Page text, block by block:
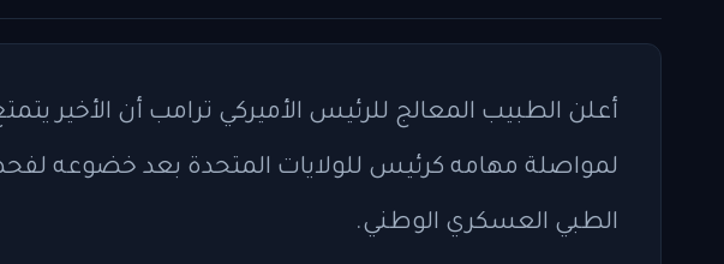
أعلن الطبيب المعالج للرئيس الأميركي ترامب أن الأخير
لمواصلة مهامه كرئيس للولايات المتحدة بعد خضوعه
الطبي العسكري الوطني.